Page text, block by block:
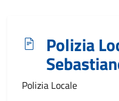
Polizia
Polizia Locale